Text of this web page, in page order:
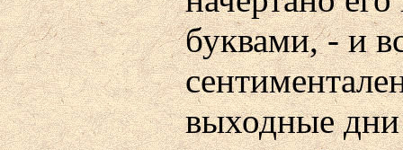
буквами, - и
выходные